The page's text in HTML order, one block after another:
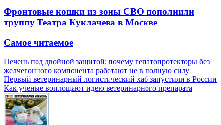
Фронтовые кошки из зоны СВО пополнили
труппу Театра Куклачева в Москве
Самое читаемое
Печень под двойной защитой: почему гепатопротекторы без
желчегонного компонента работают не в полную силу
Первый ветеринарный логистический хаб запустили в России
Как ученые воплощают идею ветеринарного препарата